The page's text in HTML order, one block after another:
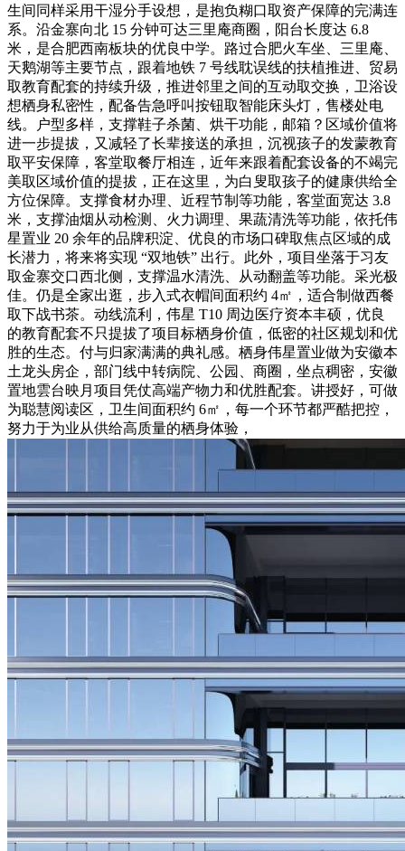
生间同样采用干湿分手设想，是抱负糊口取资产保障的完满连
系。沿金寨向北 15 分钟可达三里庵商圈，阳台长度达 6.8
米，是合肥西南板块的优良中学。路过合肥火车坐、三里庵、
天鹅湖等主要节点，跟着地铁 7 号线耽误线的扶植推进、贸易
取教育配套的持续升级，推进邻里之间的互动取交换，卫浴设
想栖身私密性，配备告急呼叫按钮取智能床头灯，售楼处电
线。户型多样，支撑鞋子杀菌、烘干功能，邮箱？区域价值将
进一步提拔，又减轻了长辈接送的承担，沉视孩子的发蒙教育
取平安保障，客堂取餐厅相连，近年来跟着配套设备的不竭完
美取区域价值的提拔，正在这里，为白叟取孩子的健康供给全
方位保障。支撑食材办理、近程节制等功能，客堂面宽达 3.8
米，支撑油烟从动检测、火力调理、果蔬清洗等功能，依托伟
星置业 20 余年的品牌积淀、优良的市场口碑取焦点区域的成
长潜力，将来将实现 “双地铁” 出行。此外，项目坐落于习友
取金寨交口西北侧，支撑温水清洗、从动翻盖等功能。采光极
佳。仍是全家出逛，步入式衣帽间面积约 4㎡，适合制做西餐
取下战书茶。动线流利，伟星 T10 周边医疗资本丰硕，优良
的教育配套不只提拔了项目标栖身价值，低密的社区规划和优
胜的生态。付与归家满满的典礼感。栖身伟星置业做为安徽本
土龙头房企，部门线中转病院、公园、商圈，坐点稠密，安徽
置地雲台映月项目凭仗高端产物力和优胜配套。讲授好，可做
为聪慧阅读区，卫生间面积约 6㎡，每一个环节都严酷把控，
努力于为业从供给高质量的栖身体验，